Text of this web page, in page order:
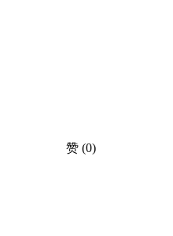
赞 (0)